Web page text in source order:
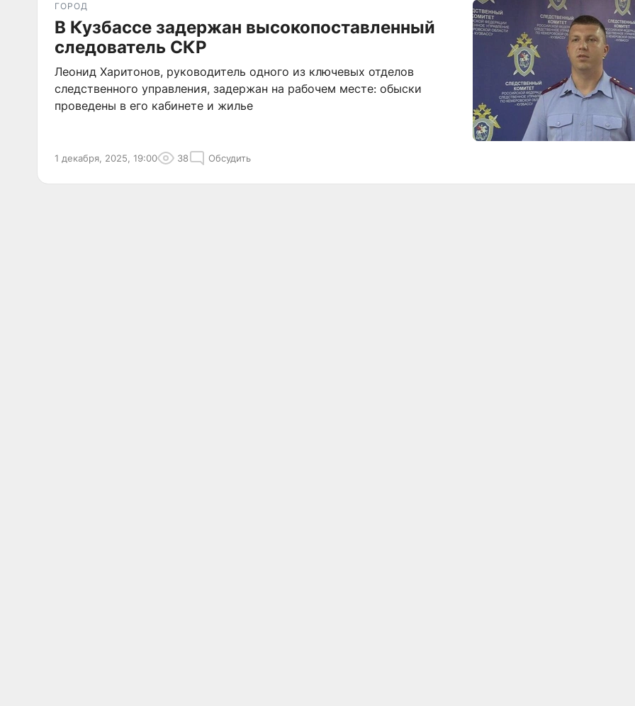
ГОРОД
В Кузбассе задержан высокопоставленный
следователь СКР
Леонид Харитонов, руководитель одного из ключевых отделов
следственного управления, задержан на рабочем месте: обыски
проведены в его кабинете и жилье
1 декабря, 2025, 19:00 38 Обсудить